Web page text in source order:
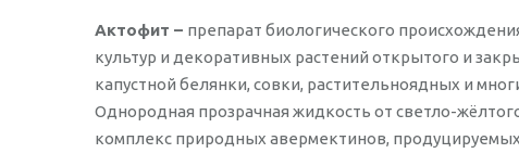
Актофит – препарат биологического
культур и декоративных растений открытого и
капустной белянки, совки, растительноядных и
Однородная прозрачная жидкость от светло-
комплекс природных авермектинов,